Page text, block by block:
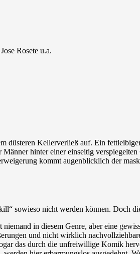
Rosete u.a.
düsteren Kellerverließ auf. Ein
hinter einer einseitig
kommt augenblicklich der
sowieso nicht werden können. Doch
niemand in diesem Genre, aber eine
und nicht wirklich
das durch die unfreiwillige Komik